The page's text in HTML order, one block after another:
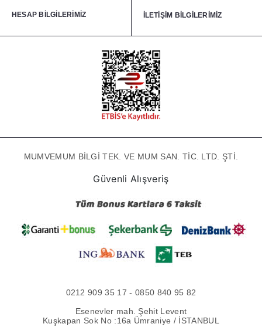
HESAP BİLGİLERİMİZ İLETİŞİM BİLGİLERİMİZ
MUMVEMUM BİLGİ TEK. VE MUM SAN. TİC. LTD. ŞTİ.
Güvenli Alışveriş
0212 909 35 17 - 0850 840 95 82
Esenevler mah. Şehit Levent
Kuşkapan Sok No :16a Ümraniye / İSTANBUL